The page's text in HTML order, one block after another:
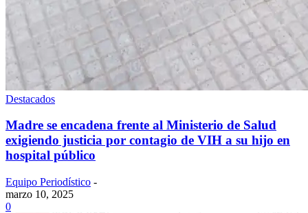
Destacados
Madre se encadena frente al Ministerio de Salud
exigiendo justicia por contagio de VIH a su hijo en
hospital público
Equipo Periodístico -
marzo 10, 2025
0